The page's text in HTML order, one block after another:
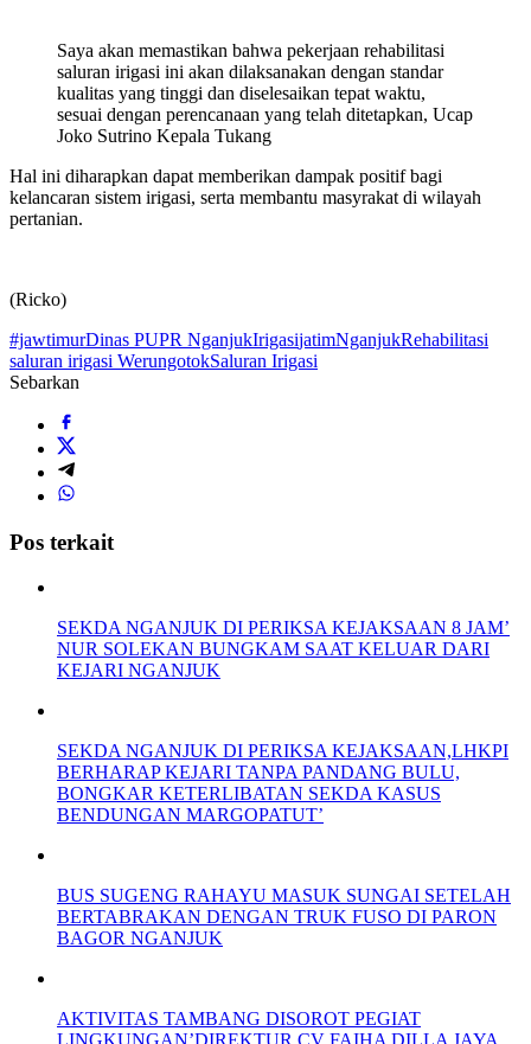
Saya akan memastikan bahwa pekerjaan rehabilitasi
saluran irigasi ini akan dilaksanakan dengan standar
kualitas yang tinggi dan diselesaikan tepat waktu,
sesuai dengan perencanaan yang telah ditetapkan, Ucap
Joko Sutrino Kepala Tukang
Hal ini diharapkan dapat memberikan dampak positif bagi
kelancaran sistem irigasi, serta membantu masyrakat di wilayah
pertanian.
(Ricko)
#jawtimurDinas PUPR NganjukIrigasijatimNganjukRehabilitasi
saluran irigasi WerungotokSaluran Irigasi
Sebarkan
Pos terkait
SEKDA NGANJUK DI PERIKSA KEJAKSAAN 8 JAM’
NUR SOLEKAN BUNGKAM SAAT KELUAR DARI
KEJARI NGANJUK
SEKDA NGANJUK DI PERIKSA KEJAKSAAN,LHKPI
BERHARAP KEJARI TANPA PANDANG BULU,
BONGKAR KETERLIBATAN SEKDA KASUS
BENDUNGAN MARGOPATUT’
BUS SUGENG RAHAYU MASUK SUNGAI SETELAH
BERTABRAKAN DENGAN TRUK FUSO DI PARON
BAGOR NGANJUK
AKTIVITAS TAMBANG DISOROT PEGIAT